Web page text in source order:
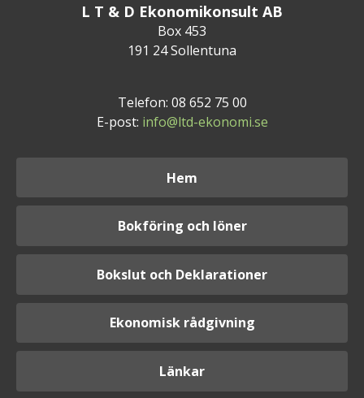
L T & D Ekonomikonsult AB
Box 453
191 24 Sollentuna
Telefon: 08 652 75 00
E-post: info@ltd-ekonomi.se
Hem
Bokföring och löner
Bokslut och Deklarationer
Ekonomisk rådgivning
Länkar